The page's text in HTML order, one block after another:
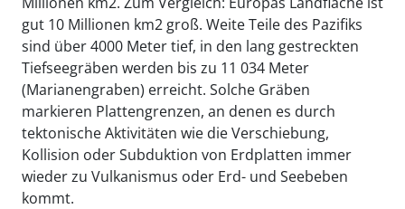
gut 10 Millionen km2 groß. Weite Teile des Pazifiks
sind über 4000 Meter tief, in den lang gestreckten
Tiefseegräben werden bis zu 11 034 Meter
(Marianengraben) erreicht. Solche Gräben
markieren Plattengrenzen, an denen es durch
tektonische Aktivitäten wie die Verschiebung,
Kollision oder Subduktion von Erdplatten immer
wieder zu Vulkanismus oder Erd- und Seebeben
kommt.